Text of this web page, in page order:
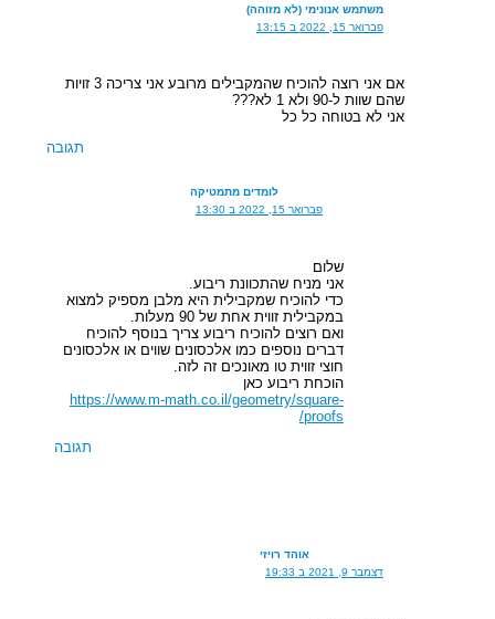
משתמש אנונימי (לא מזוהה)
פברואר 15, 2022 ב 13:15
אם אני רוצה להוכיח שהמקבילים מרובע אני צריכה 3 זויות
שהם שוות ל-90 ולא 1 לא???
אני לא בטוחה כל כל
תגובה
לומדים מתמטיקה
פברואר 15, 2022 ב 13:30
שלום
אני מניח שהתכוונת ריבוע.
כדי להוכיח שמקבילית היא מלבן מספיק למצוא
במקבילית זווית אחת של 90 מעלות.
ואם רוצים להוכיח ריבוע צריך בנוסף להוכיח
דברים נוספים כמו אלכסונים שווים או אלכסונים
חוצי זווית טו מאונכים זה לזה.
הוכחת ריבוע כאן
https://www.m-math.co.il/geometry/square-
proofs/
תגובה
אוהד רויזי
דצמבר 9, 2021 ב 19:33